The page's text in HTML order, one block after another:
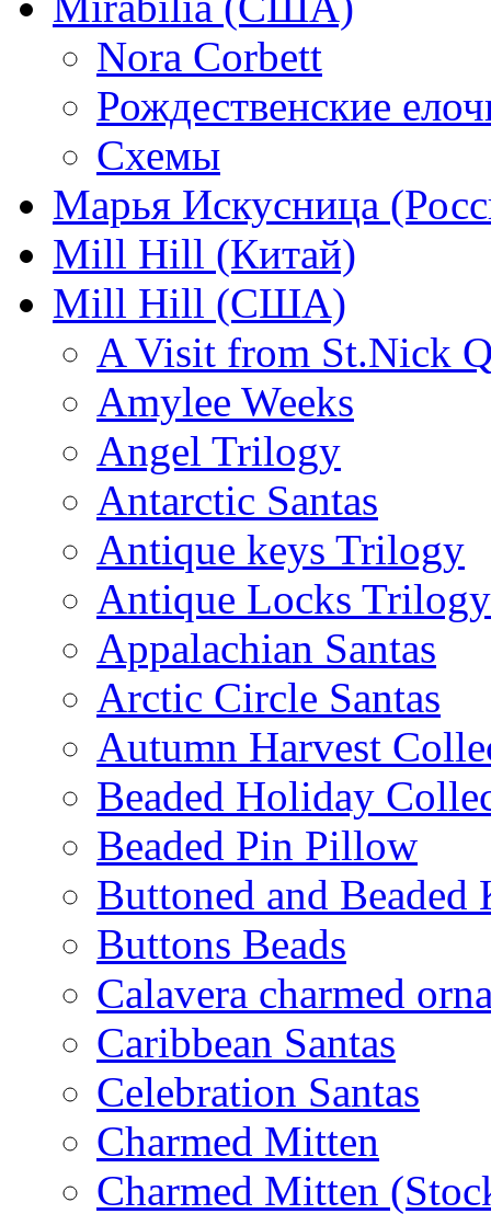
Nora Corbett
Рождественские
Схемы
Марья Искусница
Mill Hill (Китай)
Mill Hill (США)
A Visit from St.Nick
Amylee Weeks
Angel Trilogy
Antarctic Santas
Antique keys Trilogy
Antique Locks Trilogy
Appalachian Santas
Arctic Circle Santas
Autumn Harvest
Beaded Holiday
Beaded Pin Pillow
Buttoned and Beaded
Buttons Beads
Calavera charmed
Caribbean Santas
Celebration Santas
Charmed Mitten
Charmed Mitten